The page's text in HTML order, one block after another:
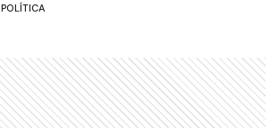
POLÍTICA